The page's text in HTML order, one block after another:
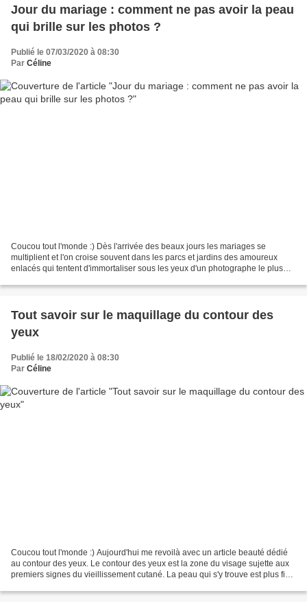
Jour du mariage : comment ne pas avoir la peau
qui brille sur les photos ?
Publié le 07/03/2020 à 08:30
Par Céline
Coucou tout l'monde :) Dès l'arrivée des beaux jours les mariages se
multiplient et l'on croise souvent dans les parcs et jardins des amoureux
enlacés qui tentent d'immortaliser sous les yeux d'un photographe le plus
Tout savoir sur le maquillage du contour des
yeux
Publié le 18/02/2020 à 08:30
Par Céline
Coucou tout l'monde :) Aujourd'hui me revoilà avec un article beauté dédié
au contour des yeux. Le contour des yeux est la zone du visage sujette aux
premiers signes du vieillissement cutané. La peau qui s'y trouve est plus fine